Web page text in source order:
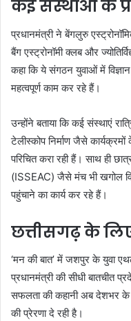
कई संस्थाओं के
प्रधानमंत्री ने बेंगलुरु
बैंग एस्ट्रोनॉमी क्लब और
कहा कि ये संगठन युवाओं में
महत्वपूर्ण काम कर रहे हैं।
उन्होंने बताया कि कई संस्थाएं
टेलीस्कोप निर्माण जैसे
परिचित करा रही हैं। साथ ही
(ISSEAC) जैसे मंच भी खगोल
पहुंचाने का कार्य कर रहे हैं।
छत्तीसगढ़ के
‘मन की बात’ में जशपुर के युवा
प्रधानमंत्री की सीधी बातचीत
सफलता की कहानी अब देशभर
की प्रेरणा दे रही है।